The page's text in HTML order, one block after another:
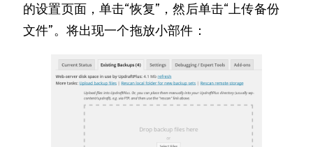
的设置页面，单击“恢复”，然后单击“上传备份
文件”。将出现一个拖放小部件：